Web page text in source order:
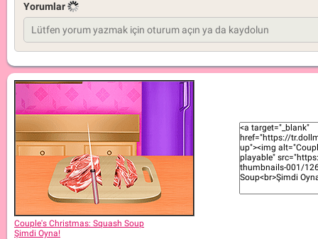
Yorumlar
Couple's Christmas: Squash Soup
Şimdi Oyna!